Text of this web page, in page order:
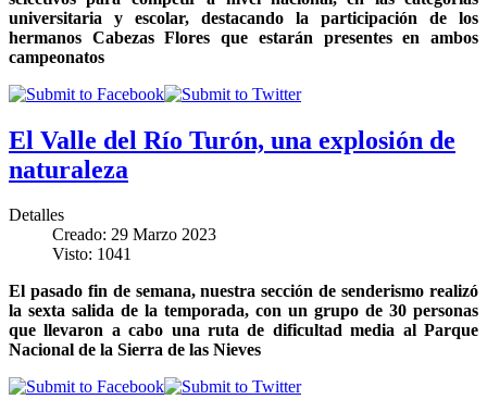
universitaria y escolar, destacando la participación de los
hermanos Cabezas Flores que estarán presentes en ambos
campeonatos
El Valle del Río Turón, una explosión de
naturaleza
Detalles
Creado: 29 Marzo 2023
Visto: 1041
El pasado fin de semana, nuestra sección de senderismo realizó
la sexta salida de la temporada, con un grupo de 30 personas
que llevaron a cabo una ruta de dificultad media al Parque
Nacional de la Sierra de las Nieves